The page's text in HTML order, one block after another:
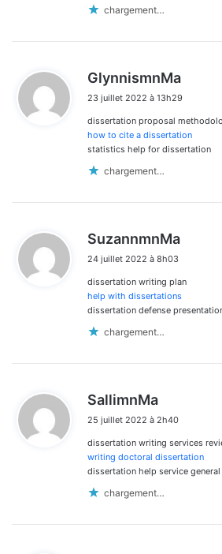
chargement…
GlynnismnMa
t
:
23 juillet 2022 à 13h29
dissertation proposal
how to cite a dissertation
statistics help for dissertation
chargement…
SuzannmnMa
:
24 juillet 2022 à 8h03
dissertation writing plan
help with dissertations
dissertation defense
chargement…
SallimnMa
t
:
25 juillet 2022 à 2h40
dissertation writing services
writing doctoral dissertation
dissertation help service general
chargement…